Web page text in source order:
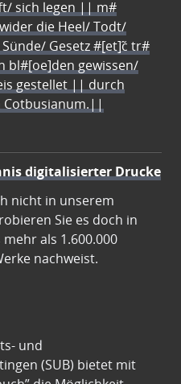
sich legen || m#
die Heel/ Todt/
Gesetz #[et]c̃ tr#
bl#[oe]den gewissen/
gestellet || durch
digitalisierter Drucke
nicht in unserem
Sie es doch in
als 1.600.000
nachweist.
und
(SUB) bietet mit